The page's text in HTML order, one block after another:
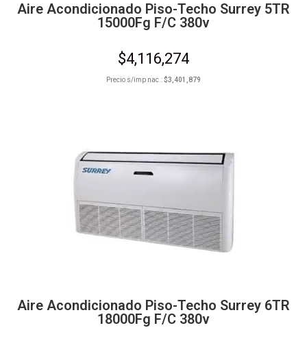
Aire Acondicionado Piso-Techo Surrey 5TR
15000Fg F/C 380v
$4,116,274
Precio s/imp nac.:$3,401,879
Aire Acondicionado Piso-Techo Surrey 6TR
18000Fg F/C 380v